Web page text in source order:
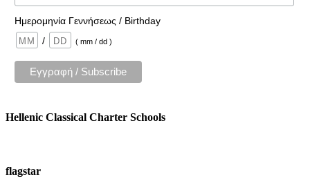
Ημερομηνία Γεννήσεως / Birthday
/
( mm / dd )
Hellenic Classical Charter Schools
flagstar